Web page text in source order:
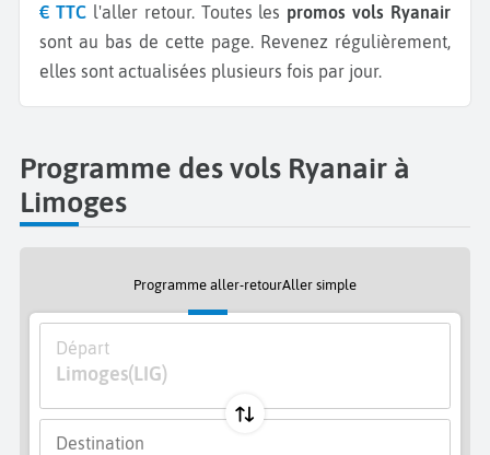
€ TTCl'aller retour. Toutes les promos vols Ryanair
sont au bas de cette page. Revenez régulièrement,
elles sont actualisées plusieurs fois par jour.
Programme des vols Ryanair à
Limoges
Programme aller-retourAller simple
Départ
Limoges(LIG)
Destination